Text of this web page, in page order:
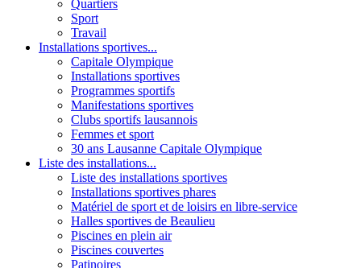
Quartiers
Sport
Travail
Installations sportives...
Capitale Olympique
Installations sportives
Programmes sportifs
Manifestations sportives
Clubs sportifs lausannois
Femmes et sport
30 ans Lausanne Capitale Olympique
Liste des installations...
Liste des installations sportives
Installations sportives phares
Matériel de sport et de loisirs en libre-service
Halles sportives de Beaulieu
Piscines en plein air
Piscines couvertes
Patinoires